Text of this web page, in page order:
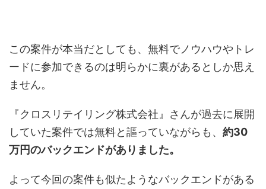
この案件が本当だとしても、無料でノウハウやトレ
ードに参加できるのは明らかに裏があるとしか思え
ません。
『クロスリテイリング株式会社』さんが過去に展開
していた案件では無料と謳っていながらも、 約30
万円のバックエンドがありました。
よって今回の案件も似たようなバックエンドがある